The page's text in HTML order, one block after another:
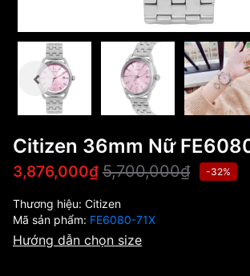
Citizen 36mm Nữ
3,876,000₫ 5,700,000₫ -32%
Thương hiệu: Citizen
Mã sản phẩm: FE6080-71X
Hướng dẫn chọn size